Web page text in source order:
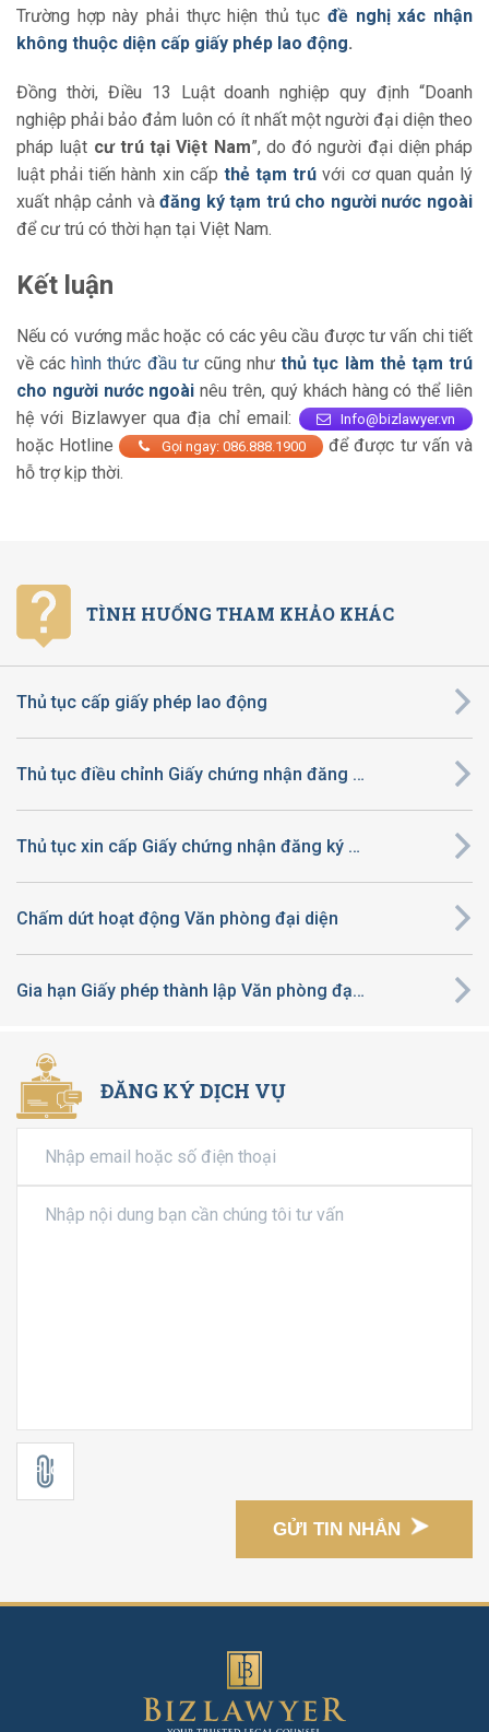
Trường hợp này phải thực hiện thủ tụcđề nghị xác nhận
không thuộc diện cấp giấy phép lao động.
Đồng thời, Điều 13 Luật doanh nghiệp quy định “Doanh
nghiệp phải bảo đảm luôn có ít nhất một người đại diện theo
pháp luật cư trú tại Việt Nam”, do đó người đại diện pháp
luật phải tiến hành xin cấp thẻ tạm trú với cơ quan quản lý
xuất nhập cảnh vàđăng ký tạm trú cho người nước ngoài
để cư trú có thời hạn tại Việt Nam.
Kết luận
Nếu có vướng mắc hoặc có các yêu cầu được tư vấn chi tiết
về cáchình thức đầu tưcũng nhưthủ tục làm thẻ tạm trú
cho người nước ngoài nêu trên, quý khách hàng có thể liên
hệ với Bizlawyer qua địa chỉ email:
Info@bizlawyer.vn
hoặc Hotline Gọi ngay: 086.888.1900
để được tư vấn và
hỗ trợ kịp thời.
TÌNH HUỐNG THAM KHẢO KHÁC
Thủ tục cấp giấy phép lao động
Thủ tục điều chỉnh Giấy chứng nhận đăng ký đầu tư ra nước ngoài
Thủ tục xin cấp Giấy chứng nhận đăng ký đầu tư ra nước ngoài
Chấm dứt hoạt động Văn phòng đại diện
Gia hạn Giấy phép thành lập Văn phòng đại diện
ĐĂNG KÝ DỊCH VỤ
GỬI TIN NHẮN